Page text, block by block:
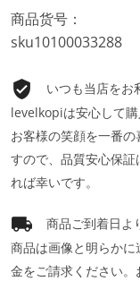
商品货号：
sku10100033288
いつも当店をお
levelkopiは安心して
お客様の笑顔を一番
すので、品質安心保
れば幸いです。
商品ご到着日よ
商品は画像と明らか
金をご請求ください